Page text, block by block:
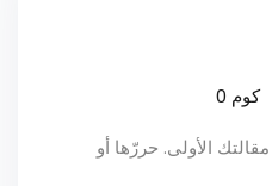
كوم 0
الأولى. حررّها أو